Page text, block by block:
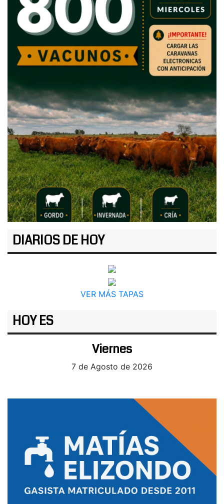
DIARIOS DE HOY
VER MÁS TAPAS
HOY ES
Viernes
7 de Agosto de 2026